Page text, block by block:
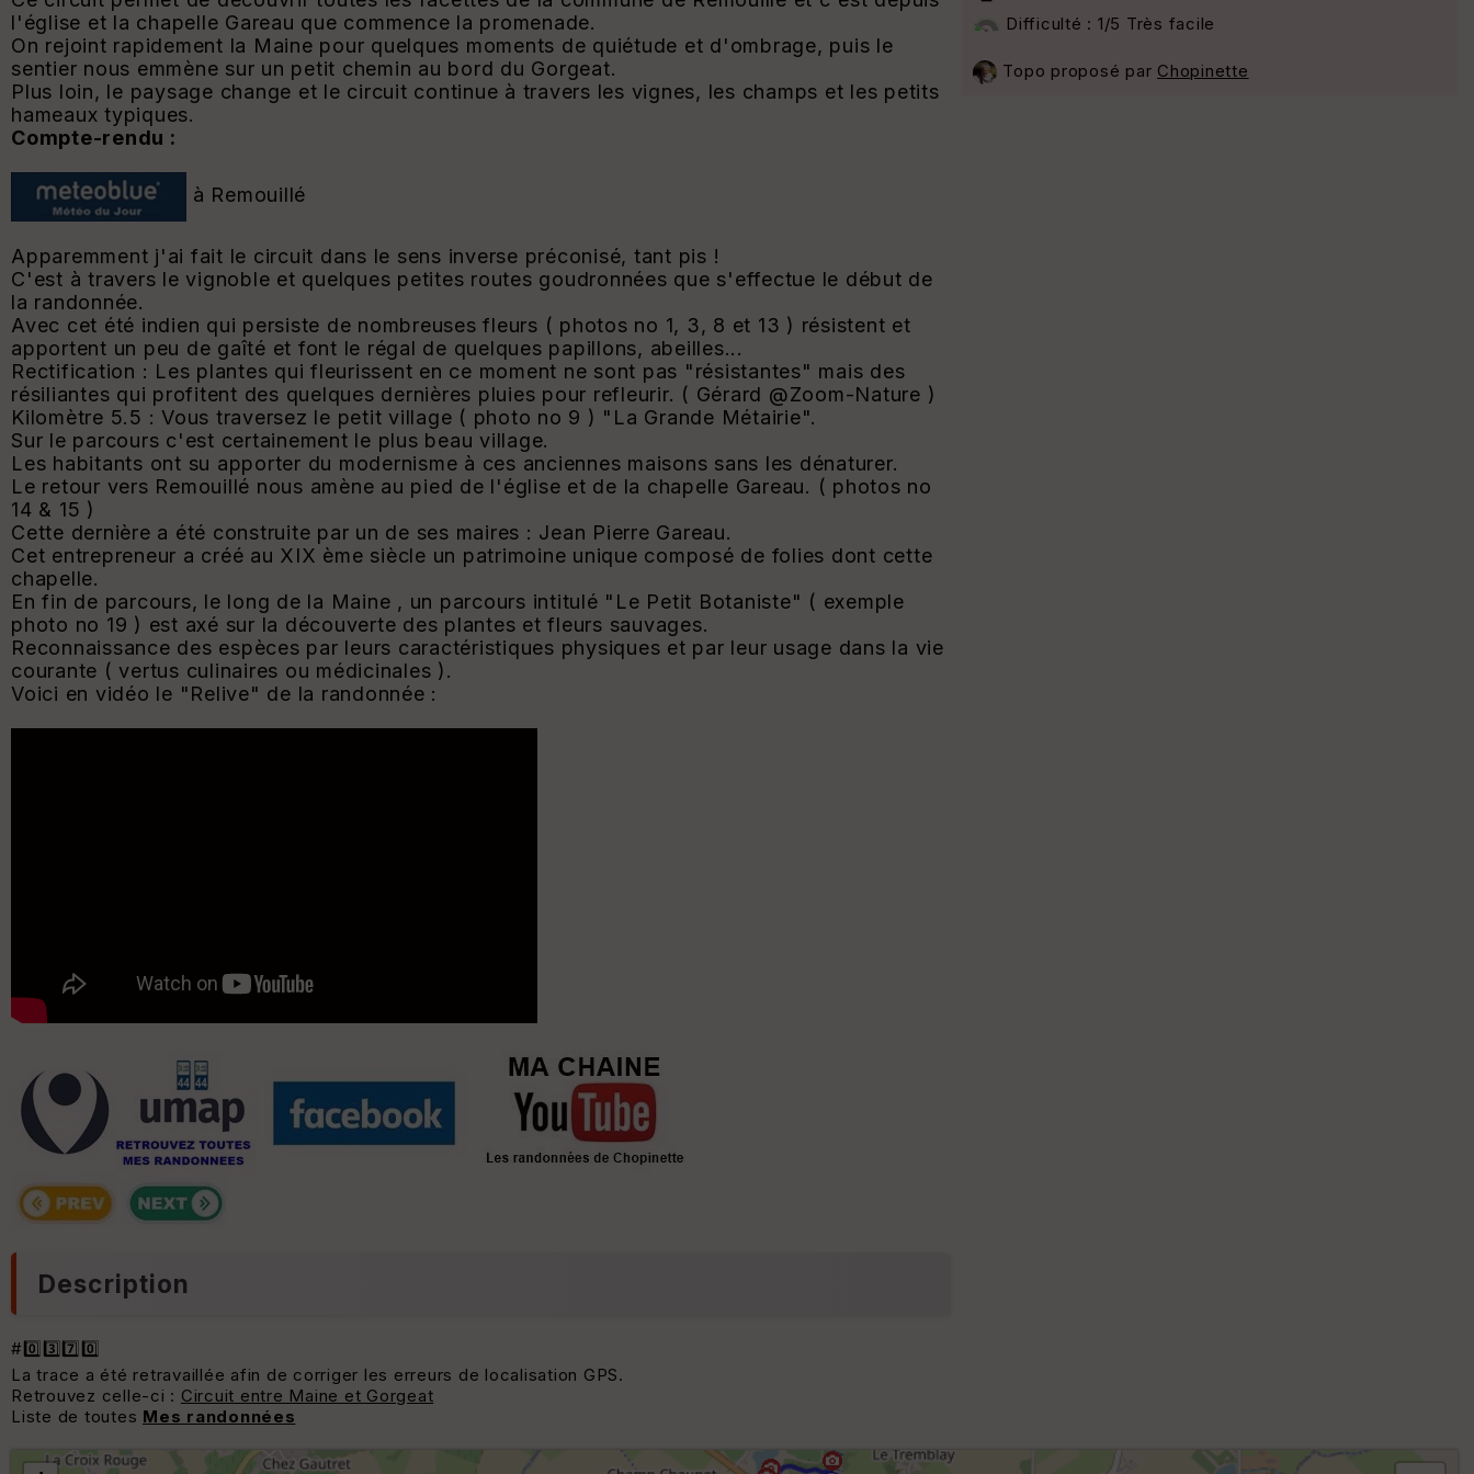
l'église et la chapelle Gareau que commence la promenade.
On rejoint rapidement la Maine pour quelques moments de quiétude et d'ombrage, puis le
sentier nous emmène sur un petit chemin au bord du Gorgeat.
Plus loin, le paysage change et le circuit continue à travers les vignes, les champs et les petits
hameaux typiques.
Compte-rendu :
à Remouillé
Apparemment j'ai fait le circuit dans le sens inverse préconisé, tant pis !
C'est à travers le vignoble et quelques petites routes goudronnées que s'effectue le début de
la randonnée.
Avec cet été indien qui persiste de nombreuses fleurs ( photos no 1, 3, 8 et 13 ) résistent et
apportent un peu de gaîté et font le régal de quelques papillons, abeilles...
Rectification : Les plantes qui fleurissent en ce moment ne sont pas "résistantes" mais des
résiliantes qui profitent des quelques dernières pluies pour refleurir. ( Gérard @Zoom-Nature )
Kilomètre 5.5 : Vous traversez le petit village ( photo no 9 ) "La Grande Métairie".
Sur le parcours c'est certainement le plus beau village.
Les habitants ont su apporter du modernisme à ces anciennes maisons sans les dénaturer.
Le retour vers Remouillé nous amène au pied de l'église et de la chapelle Gareau. ( photos no
14 & 15 )
Cette dernière a été construite par un de ses maires : Jean Pierre Gareau.
Cet entrepreneur a créé au XIX ème siècle un patrimoine unique composé de folies dont cette
chapelle.
En fin de parcours, le long de la Maine , un parcours intitulé "Le Petit Botaniste" ( exemple
photo no 19 ) est axé sur la découverte des plantes et fleurs sauvages.
Reconnaissance des espèces par leurs caractéristiques physiques et par leur usage dans la vie
courante ( vertus culinaires ou médicinales ).
Voici en vidéo le "Relive" de la randonnée :
Description
#0️⃣3️⃣7️⃣0️⃣
La trace a été retravaillée afin de corriger les erreurs de localisation GPS.
Retrouvez celle-ci : Circuit entre Maine et Gorgeat
Liste de toutes Mes randonnées
Difficulté : 1/5 Très facile
Topo proposé par Chopinette